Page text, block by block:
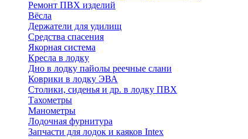
Ремонт ПВХ изделий
Вёсла
Держатели для удилищ
Средства спасения
Якорная система
Кресла в лодку
Дно в лодку пайолы реечные слани
Коврики в лодку ЭВА
Столики, сиденья и др. в лодку ПВХ
Тахометры
Манометры
Лодочная фурнитура
Запчасти для лодок и каяков Intex